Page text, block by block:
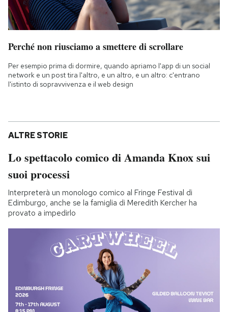
Perché non riusciamo a smettere di scrollare
Per esempio prima di dormire, quando apriamo l'app di un social
network e un post tira l'altro, e un altro, e un altro: c'entrano
l'istinto di sopravvivenza e il web design
ALTRE STORIE
Lo spettacolo comico di Amanda Knox sui
suoi processi
Interpreterà un monologo comico al Fringe Festival di
Edimburgo, anche se la famiglia di Meredith Kercher ha
provato a impedirlo